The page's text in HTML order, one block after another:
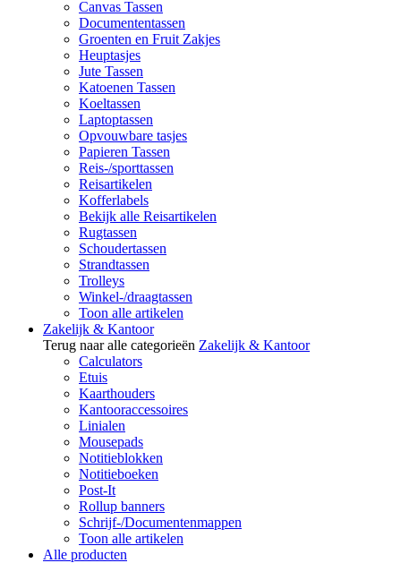
Canvas Tassen
Documententassen
Groenten en Fruit Zakjes
Heuptasjes
Jute Tassen
Katoenen Tassen
Koeltassen
Laptoptassen
Opvouwbare tasjes
Papieren Tassen
Reis-/sporttassen
Reisartikelen
Kofferlabels
Bekijk alle Reisartikelen
Rugtassen
Schoudertassen
Strandtassen
Trolleys
Winkel-/draagtassen
Toon alle artikelen
Zakelijk & Kantoor
Terug naar alle categorieën Zakelijk & Kantoor
Calculators
Etuis
Kaarthouders
Kantooraccessoires
Linialen
Mousepads
Notitieblokken
Notitieboeken
Post-It
Rollup banners
Schrijf-/Documentenmappen
Toon alle artikelen
Alle producten